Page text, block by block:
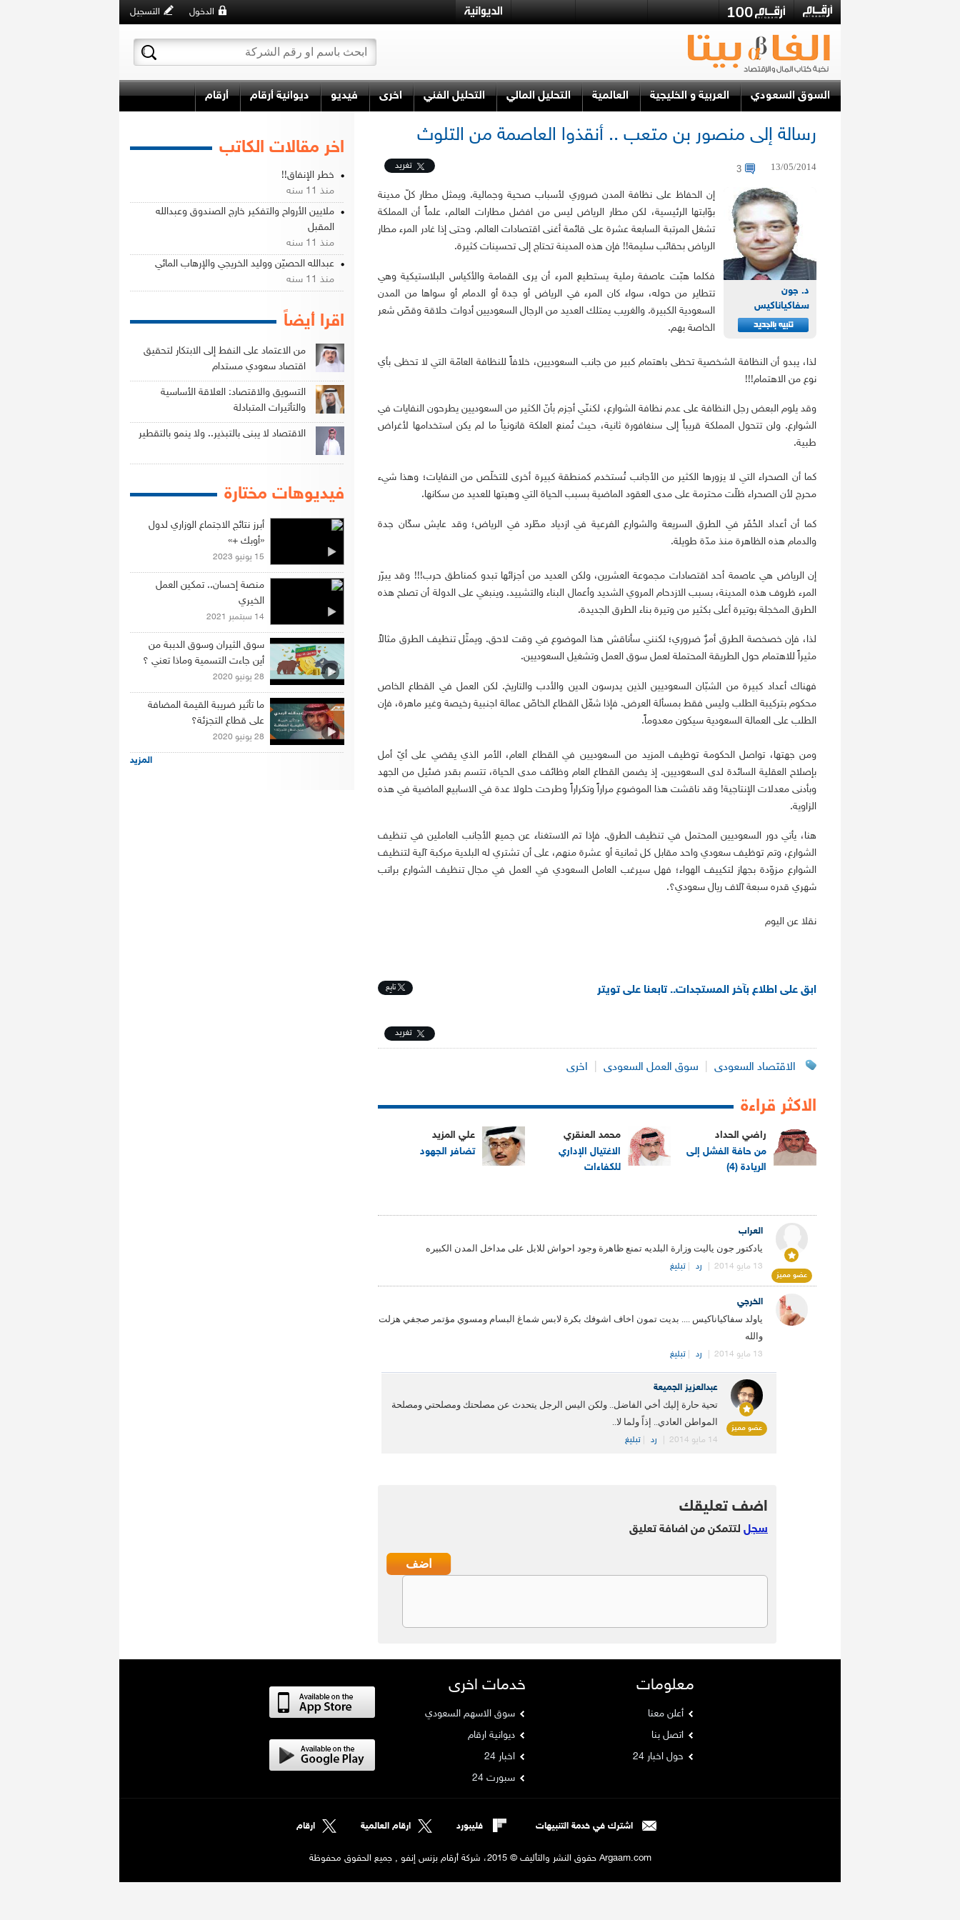
التسجيل الدخول
السوق السعودي العربية و الخليجية العالمية التحليل المالي التحليل الفني اخرى فيديو ديوانية أرقام أرقام
رسالة إلى منصور بن متعب .. أنقذوا العاصمة من التلوث
13/05/2014
3 تغريد
د. جون
سفاكياناكيس
إن الحفاظ على نظافة المدن ضروري لأسباب صحية وجمالية. ويمثل مطار كلّ مدينة
بوّابتها الرئيسية، لكن مطار الرياض ليس من افضل مطارات العالم، علماً أن المملكة
تشغل المرتبة السابعة عشرة على قائمة أغنى اقتصادات العالم. وحتى إذا غادر المرء مطار
الرياض بحقائب سليمة!! فإن هذه المدينة تحتاج إلى تحسينات كثيرة.
فكلما هبّت عاصفة رملية يستطيع المرء أن يرى القمامة والأكياس البلاستيكية وهي
تتطاير من حوله، سواء كان المرء في الرياض أو جدة أو الدمام أو سواها من المدن
السعودية الكبيرة. والغريب يمتلك العديد من الرجال السعوديين أدوات حلاقة وقصّ شعر
الخاصة بهم.
لذا، يبدو أن النظافة الشخصية تحظى باهتمام كبير من جانب السعوديين، خلافاً للنظافة العامّة التي لا تحظى بأي
نوع من الاهتمام!!!
وقد يلوم البعض رجل النظافة على عدم نظافة الشوارع، لكننّي أجزم بأنّ الكثير من السعوديين يطرحون النفايات في
الشوارع. ولن تتحول المملكة قريباً إلى سنغافورة ثانية، حيث تُمنع العلكة قانونياً ما لم يكن استخدامها لأغراض
طبية.
كما أن الصحراء التي لا يزورها الكثير من الأجانب تُستخدم كمنطقة كبيرة أخرى للتخلّص من النفايات؛ وهذا شيء
محرج لأن الصحراء ظلّت محترمة على مدى العقود الماضية بسبب الحياة التي وهبتها للعديد من سكانها.
كما أن أعداد الحُفَر في الطرق السريعة والشوارع الفرعية في ازدياد مطّرد في الرياض؛ وقد عايش سكّان جدة
والدمام هذه الظاهرة منذ مدّة طويلة.
إن الرياض هي عاصمة أحد اقتصادات مجموعة العشرين، ولكن العديد من أجزائها تبدو كمناطق حرب!!! وقد يبرّر
المرء ظروف هذه المدينة، بسبب الازدحام المروي الشديد وأعمال البناء والتشييد. وينبغي على الدولة أن تصلح هذه
الطرق المخجلة بوتيرة أعلى بكثير من وتيرة بناء الطرق الجديدة.
لذا، فإن خصخصة الطرق أمرٌ ضروري؛ لكنني سأناقش هذا الموضوع في وقت لاحق. ويمثّل تنظيف الطرق مثالاً
مثيراً للاهتمام حول الطريقة المحتملة لعمل سوق العمل وتشغيل السعوديين.
فهناك أعداد كبيرة من الشبّان السعوديين الذين يدرسون الدين والأدب والتاريخ. لكن العمل في القطاع الخاص
محكوم بتركيبة الطلب وليس فقط بمسألة العرض. فإذا شغّل القطاع الخاصّ عمالة اجنبية رخيصة وغير ماهرة، فإن
الطلب على العمالة السعودية سيكون معدوماً.
ومن جهتها، تواصل الحكومة توظيف المزيد من السعوديين في القطاع العام، الأمر الذي يقضي على أيّ أمل
بإصلاح العقلية السائدة لدى السعوديين. إذ يضمن القطاع العام وظائف مدى الحياة، تتسم بقدر ضئيل من الجهد
وبأدنى معدلات الإنتاجية! وقد ناقشت هذا الموضوع مراراً وتكراراً وطرحت حلولا عدة في الاسابيع الماضية في هذه
الزاوية.
هنا، يأتي دور السعوديين المحتمل في تنظيف الطرق. فإذا تم الاستغناء عن جميع الأجانب العاملين في تنظيف
الشوارع، وتم توظيف سعودي واحد مقابل كل ثمانية أو عشرة منهم، على أن تشتري له البلدية مركبة آلية لتنظيف
الشوارع مزوّدة بجهاز لتكييف الهواء؛ فهل سيرغب العامل السعودي في العمل في مجال تنظيف الشوارع براتب
شهري قدره سبعة آلاف ريال سعودي؟.
نقلا عن اليوم
ابق على اطلاع بآخر المستجدات.. تابعنا على تويتر تابِع
تغريد
الاقتصاد السعودى سوق العمل السعودى اخرى
الاكثر قراءة
راضي الحداد
من حافة الفشل إلى
الريادة (4)
محمد العنقري
الاغتيال الإداري
للكفاءات
علي المزيد
تضافر الجهود
عضو مميز
العراب
يادكتور جون ياليت وزارة البلديه تمنع ظاهرة وجود احواش للابل على مداخل المدن الكبيره
13 مايو 2014 رد تبليغ
الخرجي
ياولد سفاكياناكيس .... بديت تمون اخاف اشوفك بكرة لابس شماغ البسام ومسوي مؤتمر صجفي هزلت
والله
13 مايو 2014 رد تبليغ
عضو مميز
عبدالعزيز الجميعة
تحية حارة إليك أخي الفاضل.. ولكن اليس الرجل يتحدث عن مصلحتك ومصلحتي ومصلحة
المواطن العادي.. إذاً ولما لا..
14 مايو 2014 رد تبليغ
اضف تعليقك
سجل لتتمكن من اضافة تعليق
اخر مقالات الكاتب
خطر الإنفاق!!
منذ 11 سنه
ملايين الأرواح والتفكير خارج الصندوق وعبدالله
المقبل
منذ 11 سنه
عبدالله الحصيّن ووليد الخريجي والإرهاب المائي
منذ 11 سنه
اقرا أيضاً
من الاعتماد على النفط إلى الابتكار لتحقيق
اقتصاد سعودي مستدام
التسويق والاقتصاد: العلاقة الأساسية
والتأثيرات المتبادلة
الاقتصاد لا يبنى بالتبذير.. ولا ينمو بالتقطير
فيديوهات مختارة
أبرز نتائج الاجتماع الوزاري لدول
«أوبك +»
15 يونيو 2023
منصة إحسان.. تمكين العمل
الخيري
14 سبتمبر 2021
سوق الثيران وسوق الدببة من
أين جاءت التسمية وماذا تعني ؟
28 يونيو 2020
ما تأثير ضريبة القيمة المضافة
على قطاع التجزئة؟
28 يونيو 2020
المزيد
معلومات
أعلن معنا
اتصل بنا
حول اخبار 24
خدمات اخرى
سوق الاسهم السعودي
ديوانية ارقام
اخبار 24
سبورت 24
ارقام ارقام العالمية فليبورد اشترك في خدمة التنبيهات
Argaam.com حقوق النشر والتأليف © 2015، شركة أرقام بزنس إنفو , جميع الحقوق محفوظة